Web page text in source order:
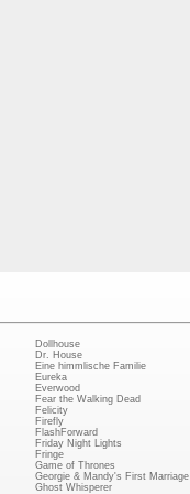
Dollhouse
Dr. House
Eine himmlische Familie
Eureka
Everwood
Fear the Walking Dead
Felicity
Firefly
FlashForward
Friday Night Lights
Fringe
Game of Thrones
Georgie & Mandy's First Marriage
Ghost Whisperer